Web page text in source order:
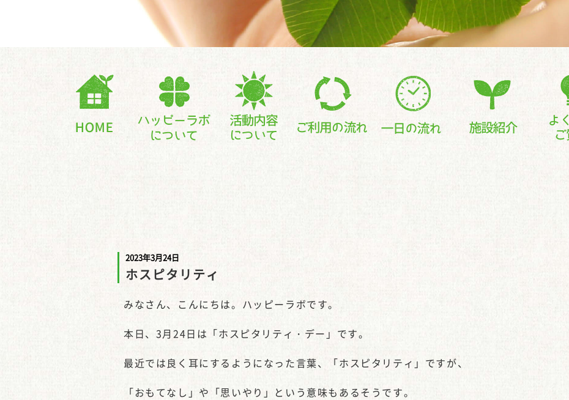
2023年3月24日
ホスピタリティ
みなさん、こんにちは。ハッピーラボです。
本日、3月24日は「ホスピタリティ・デー」です。
最近では良く耳にするようになった言葉、「ホスピタリティ」ですが、
「おもてなし」や「思いやり」という意味もあるそうです。